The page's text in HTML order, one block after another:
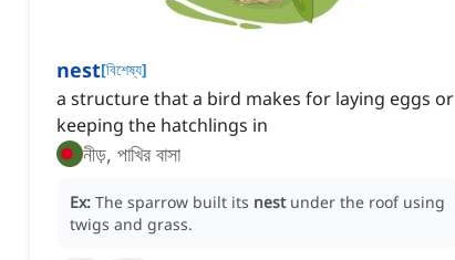
nest[বিশেষ্য]
a structure that a bird makes for laying eggs or
keeping the hatchlings in
নীড়, পাখির বাসা
Ex: The sparrow built its nest under the roof using
twigs and grass.